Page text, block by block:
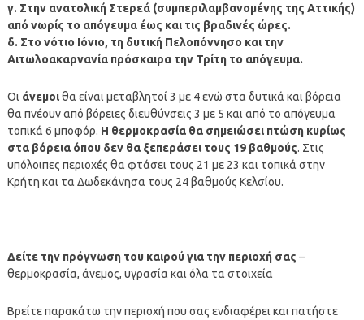
γ. Στην ανατολική Στερεά (συμπεριλαμβανομένης της Αττικής)
από νωρίς το απόγευμα έως και τις βραδινές ώρες.
δ. Στο νότιο Ιόνιο, τη δυτική Πελοπόννησο και την
Αιτωλοακαρνανία πρόσκαιρα την Τρίτη το απόγευμα.
Οι άνεμοιθα είναι μεταβλητοί 3 με 4 ενώ στα δυτικά και βόρεια
θα πνέουν από βόρειες διευθύνσεις 3 με 5 και από το απόγευμα
τοπικά 6 μποφόρ. Η θερμοκρασία θα σημειώσει πτώση κυρίως
στα βόρεια όπου δεν θα ξεπεράσει τους 19 βαθμούς. Στις
υπόλοιπες περιοχές θα φτάσει τους 21 με 23 και τοπικά στην
Κρήτη και τα Δωδεκάνησα τους 24 βαθμούς Κελσίου.
Δείτε την πρόγνωση του καιρού για την περιοχή σας –
θερμοκρασία, άνεμος, υγρασία και όλα τα στοιχεία
Βρείτε παρακάτω την περιοχή που σας ενδιαφέρει και πατήστε